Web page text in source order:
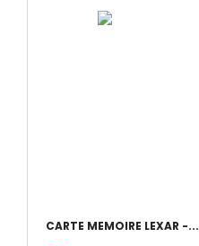
CARTE MEMOIRE LEXAR -...